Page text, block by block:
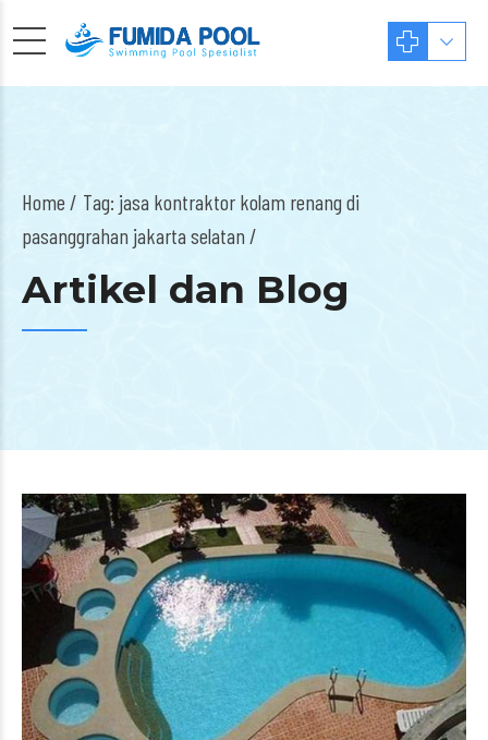
Home
Tag: jasa kontraktor kolam renang di
pasanggrahan jakarta selatan /
Artikel dan Blog